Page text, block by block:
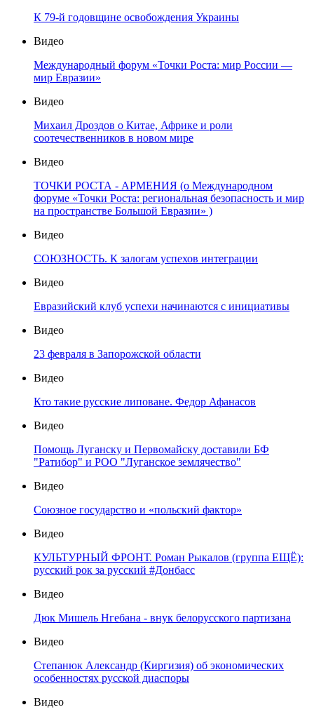
К 79-й годовщине освобождения Украины
Видео
Международный форум «Точки Роста: мир России —
мир Евразии»
Видео
Михаил Дроздов о Китае, Африке и роли
соотечественников в новом мире
Видео
ТОЧКИ РОСТА - АРМЕНИЯ (о Международном
форуме «Точки Роста: региональная безопасность и мир
на пространстве Большой Евразии» )
Видео
СОЮЗНОСТЬ. К залогам успехов интеграции
Видео
Евразийский клуб успехи начинаются с инициативы
Видео
23 февраля в Запорожской области
Видео
Кто такие русские липоване. Федор Афанасов
Видео
Помощь Луганску и Первомайску доставили БФ
"Ратибор" и РОО "Луганское землячество"
Видео
Союзное государство и «польский фактор»
Видео
КУЛЬТУРНЫЙ ФРОНТ. Роман Рыкалов (группа ЕЩЁ):
русский рок за русский #Донбасс
Видео
Дюк Мишель Нгебана - внук белорусского партизана
Видео
Степанюк Александр (Киргизия) об экономических
особенностях русской диаспоры
Видео